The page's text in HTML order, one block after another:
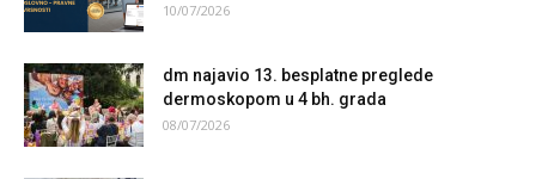
10/07/2026
dm najavio 13. besplatne preglede
dermoskopom u 4 bh. grada
08/07/2026